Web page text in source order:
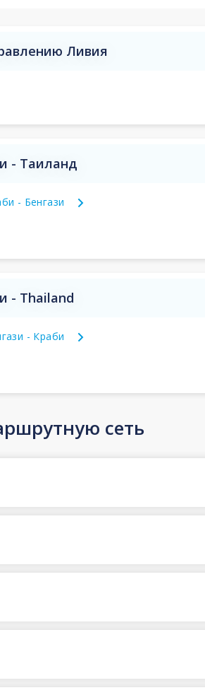
Ливия
- Таиланд
- Бенгази
- Thailand
- Краби
сеть